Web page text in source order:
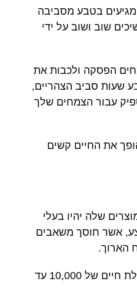
מגיעים בטבע מסביבה
שוב ושוב על ידי
הפסקה ולכבות את
שעות סביב הצהריים,
עבור הצמחים שלך
את החיים קשים
שלה יהיו בעלי
אשר חוסך משאבים
הארוך.
לנורות פלורסנט יש תוחלת חיים של 10,000 עד